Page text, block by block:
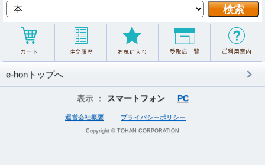
e-honトップへ
表示 ： スマートフォン PC
運営会社概要 プライバシーポリシー
Copyright © TOHAN CORPORATION